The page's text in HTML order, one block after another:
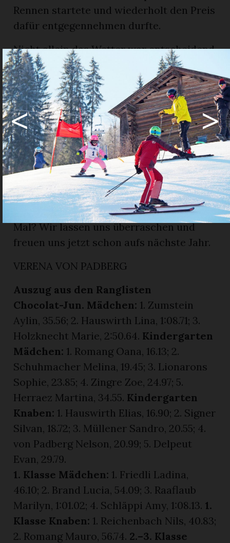
Rennen startete und wiederholt den Preis
dafür entgegennehmen durfte.
Nicht allein das Wetter war entscheidend
für diesen gelungenen Tag. Es sind die
vielen helfenden Hände – Lehrer:innen,
Eltern, Schüler:innen, Skiclub – die jedes
Jahr wieder grossen Einsatz zeigen. Es
sind die grossen und kleinen Sponsoren,
ohne die es keine Medaille, keine Schoggi
oder kein reichhaltiges Preisbuffet gäbe.
Herzlichen Dank für euren Einsatz!
Ein letztes Mal noch «Zicke-Zacke-Zicke-
Zacke-hoi-hoi-hoi»… wirklich ein letztes
Mal? Wir lassen uns überraschen und
freuen uns jetzt schon aufs nächste Jahr.
VERENA VON PADBERG
Auszug aus den Ranglisten
Chocolat-Jun. Mädchen: 1. Zumstein
Aylin, 35.56; 2. Hauswirth Lina, 1:08.71; 3.
Holzknecht Marie, 2:50.64. Kindergarten
Mädchen: 1. Romang Oana, 16.13; 2.
Schuhmacher Melina, 19.45; 3. Lionarons
Sophie, 23.85; 4. Zingre Zoe, 24.97; 5.
Herraez Martina, 34.55. Kindergarten
Knaben: 1. Hauswirth Elias, 16.90; 2. Signer
Silvan, 18.72; 3. Müllener Sandro, 20.55; 4.
von Padberg Nelson, 20.99; 5. Delpeut
Evan, 29.79.
1. Klasse Mädchen: 1. Friedli Ladina,
46.10; 2. Brand Lucia, 54.09; 3. Raaflaub
Marilyn, 1:01.02; 4. Schläppi Amy, 1:08.13. 1.
Klasse Knaben: 1. Reichenbach Nils, 40.83;
2. Romang Mauro, 56.74. 2.–3. Klasse
< >